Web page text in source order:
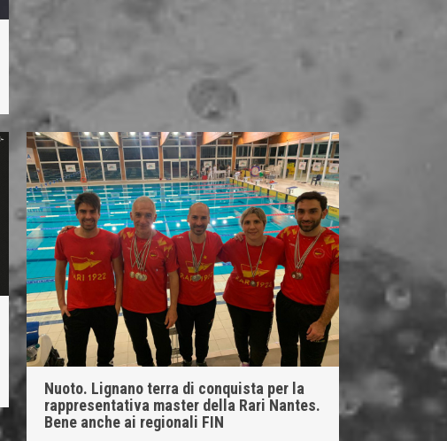
Nuoto. Lignano terra di conquista per la
rappresentativa master della Rari Nantes.
Bene anche ai regionali FIN